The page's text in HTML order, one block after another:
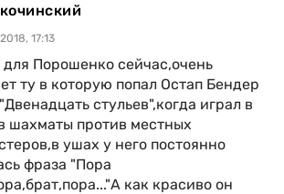
17:13
Порошенко сейчас,очень
ту в которую попал Остап Бендер
стульев",когда играл в
шахматы против местных
ушах у него постоянно
фраза "Пора
как красиво он